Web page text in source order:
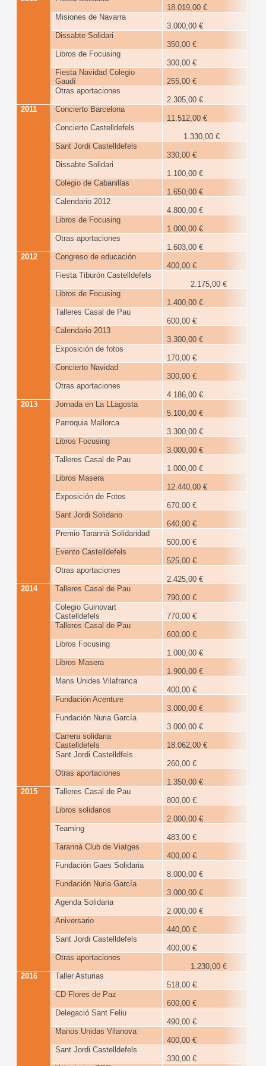
18.019,00 €
Misiones de Navarra
3.000,00 €
Dissabte Solidari
350,00 €
Libros de Focusing
300,00 €
Fiesta Navidad Colegio
Gaudí
255,00 €
Otras aportaciones
2.305,00 €
2011
Concierto Barcelona
11.512,00 €
Concierto Castelldefels
1.330,00 €
Sant Jordi Castelldefels
330,00 €
Dissabte Solidari
1.100,00 €
Colegio de Cabanillas
1.650,00 €
Calendario 2012
4.800,00 €
Libros de Focusing
1.000,00 €
Otras aportaciones
1.603,00 €
2012
Congreso de educación
400,00 €
Fiesta Tiburón Castelldefels
2.175,00 €
Libros de Focusing
1.400,00 €
Talleres Casal de Pau
600,00 €
Calendario 2013
3.300,00 €
Exposición de fotos
170,00 €
Concierto Navidad
300,00 €
Otras aportaciones
4.186,00 €
2013
Jornada en La LLagosta
5.100,00 €
Parroquia Mallorca
3.300,00 €
Libros Focusing
3.000,00 €
Talleres Casal de Pau
1.000,00 €
Libros Masera
12.440,00 €
Exposición de Fotos
670,00 €
Sant Jordi Solidario
640,00 €
Premio Tarannà Solidaridad
500,00 €
Evento Castelldefels
525,00 €
Otras aportaciones
2.425,00 €
2014
Talleres Casal de Pau
790,00 €
Colegio Guinovart
Castelldefels
770,00 €
Talleres Casal de Pau
600,00 €
Libros Focusing
1.000,00 €
Libros Masera
1.900,00 €
Mans Unides Vilafranca
400,00 €
Fundación Acenture
3.000,00 €
Fundación Nuria García
3.000,00 €
Carrera solidaria
Castelldefels
18.062,00 €
Sant Jordi Castelldfels
260,00 €
Otras aportaciones
1.350,00 €
2015
Talleres Casal de Pau
800,00 €
Libros solidarios
2.000,00 €
Teaming
483,00 €
Tarannà Club de Viatges
400,00 €
Fundación Gaes Solidaria
8.000,00 €
Fundación Nuria García
3.000,00 €
Agenda Solidaria
2.000,00 €
Aniversario
440,00 €
Sant Jordi Castelldefels
400,00 €
Otras aportaciones
1.230,00 €
2016
Taller Asturias
518,00 €
CD Flores de Paz
600,00 €
Delegació Sant Feliu
490,00 €
Manos Unidas Vilanova
400,00 €
Sant Jordi Castelldefels
330,00 €